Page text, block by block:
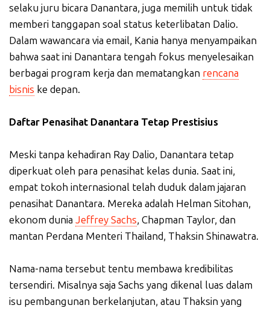
selaku juru bicara Danantara, juga memilih untuk tidak
memberi tanggapan soal status keterlibatan Dalio.
Dalam wawancara via email, Kania hanya menyampaikan
bahwa saat ini Danantara tengah fokus menyelesaikan
berbagai program kerja dan mematangkan rencana
bisnis ke depan.
Daftar Penasihat Danantara Tetap Prestisius
Meski tanpa kehadiran Ray Dalio, Danantara tetap
diperkuat oleh para penasihat kelas dunia. Saat ini,
empat tokoh internasional telah duduk dalam jajaran
penasihat Danantara. Mereka adalah Helman Sitohan,
ekonom dunia Jeffrey Sachs, Chapman Taylor, dan
mantan Perdana Menteri Thailand, Thaksin Shinawatra.
Nama-nama tersebut tentu membawa kredibilitas
tersendiri. Misalnya saja Sachs yang dikenal luas dalam
isu pembangunan berkelanjutan, atau Thaksin yang